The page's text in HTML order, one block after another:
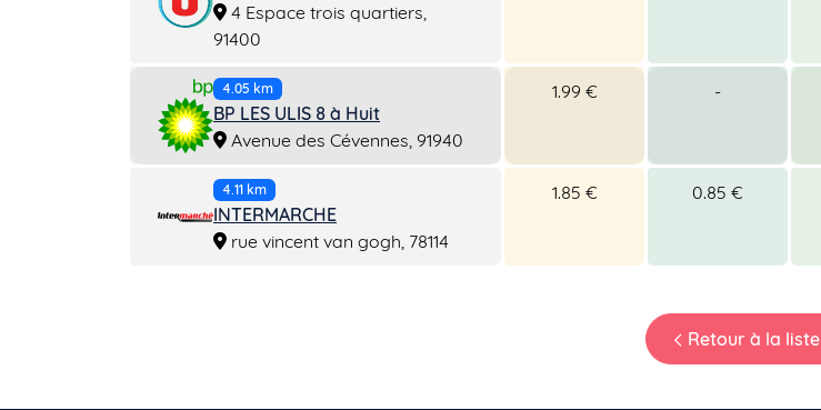
4 Espace trois quartiers,
91400
4.05 km
BP LES ULIS 8 à Huit
Avenue des Cévennes, 91940
1.99 € -
4.11 km
INTERMARCHE
rue vincent van gogh, 78114
1.85 € 0.85 €
Retour à la liste